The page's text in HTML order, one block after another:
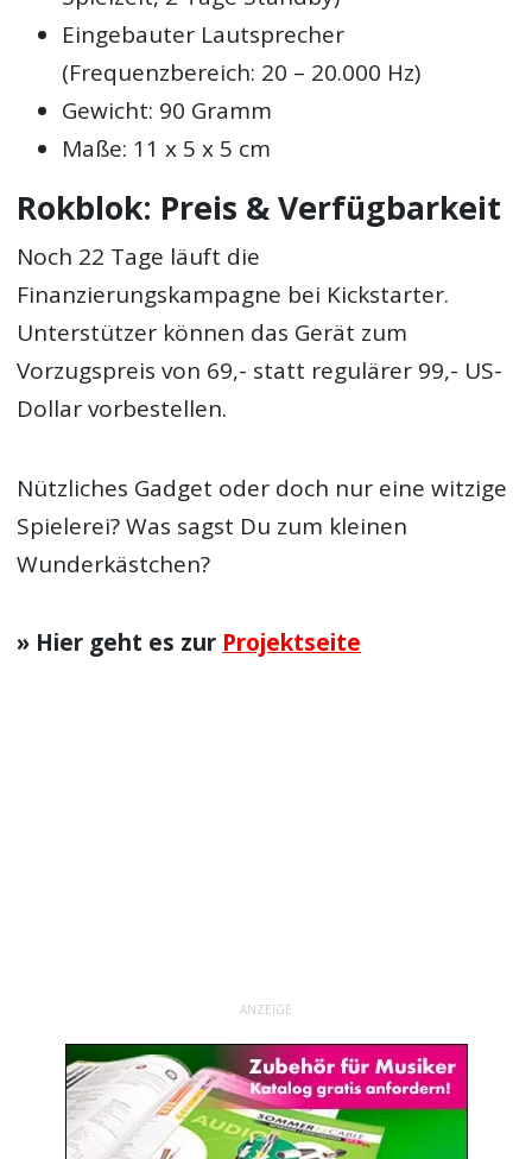
Eingebauter Lautsprecher
(Frequenzbereich: 20 – 20.000 Hz)
Gewicht: 90 Gramm
Maße: 11 x 5 x 5 cm
Rokblok: Preis & Verfügbarkeit
Noch 22 Tage läuft die
Finanzierungskampagne bei Kickstarter.
Unterstützer können das Gerät zum
Vorzugspreis von 69,- statt regulärer 99,- US-
Dollar vorbestellen.
Nützliches Gadget oder doch nur eine witzige
Spielerei? Was sagst Du zum kleinen
Wunderkästchen?
» Hier geht es zur Projektseite
ANZEIGE